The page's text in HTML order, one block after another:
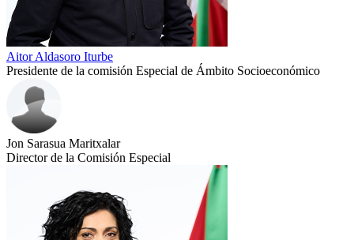
Aitor Aldasoro Iturbe
Presidente de la comisión Especial de Ámbito Socioeconómico
Jon Sarasua Maritxalar
Director de la Comisión Especial